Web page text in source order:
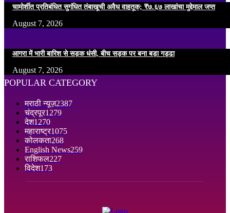
चामोर्शीत प्रतिबंधित सुगंधित तंबाखूची अवैध वाहतूक; ₹७.६७ लाखांचा मुद्देमाल जप्त
August 7, 2026
आगरा में भारी बारिश से सड़क धंसी, बीच सड़क पर बना बड़ा गड्ढा
August 7, 2026
POPULAR CATEGORY
मराठी न्यूज़2387
चंद्रपूर1279
देश1270
महाराष्ट्र1075
कोलकता268
English News259
राशिफल227
विदेश173